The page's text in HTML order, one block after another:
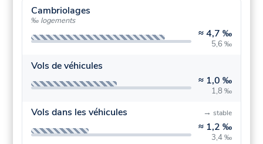
Cambriolages
‰ logements
≈4,7 ‰
5,6 ‰
Vols de véhicules
≈ 1,0 ‰
1,8 ‰
Vols dans les véhicules
≈ 1,2 ‰
3,4 ‰
→ stable